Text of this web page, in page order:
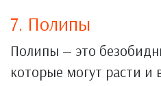
7. Полипы
Полипы — это
которые могут расти и